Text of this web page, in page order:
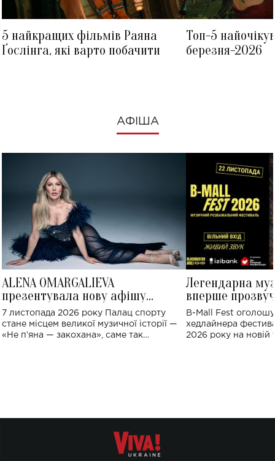
5 найкращих фільмів Раяна
Ґослінга, які варто побачити
Топ-5
березня-2026
АФІША
ALENA OMARGALIEVA
презентувала нову афішу
великого концерту в Палаці
спорту
7 листопада 2026 року Палац спорту
стане місцем великої музичної історії —
«Не пʼяна — закохана», саме так
Легендарна
вперше
Україні: де
B-Mall Fest
хедлайнера
2026 року на новій